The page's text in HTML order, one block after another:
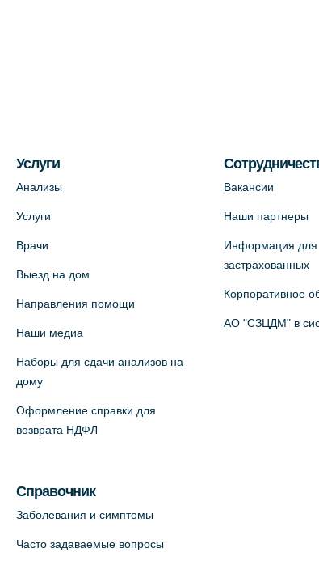
+7 (812) 660-73-69
На карте
партнер)
+7 (812) 660-73-69
На карте
Семейный" (официальный партнер),
Красносельское шоссе, 54, к.3
Услуги
Анализы
Услуги
Врачи
Выезд на дом
Направления помощи
Наши медиа
Наборы для сдачи анализов на
дому
Оформление справки для
возврата НДФЛ
Справочник
Заболевания и симптомы
Часто задаваемые вопросы
Вакансии
Наши партнеры
Информация для
застрахованных
Корпоративное
АО "СЗЦДМ" в